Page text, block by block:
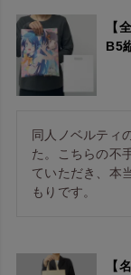
【
B5
同人ノベルティ
た。こちらの不
ていただき、本
もりです。
【